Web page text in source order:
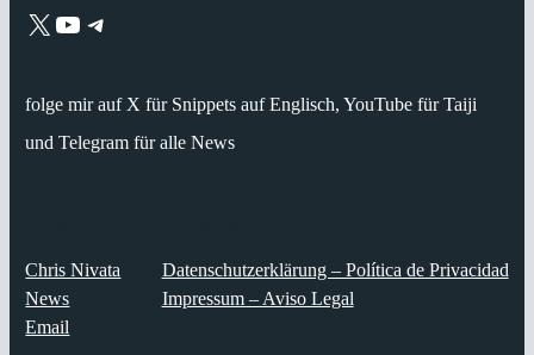
X YouTube Telegram
folge mir auf X für Snippets auf Englisch, YouTube für Taiji
und Telegram für alle News
Chris Nivata
News
Email
Datenschutzerklärung – Política de Privacidad
Impressum – Aviso Legal